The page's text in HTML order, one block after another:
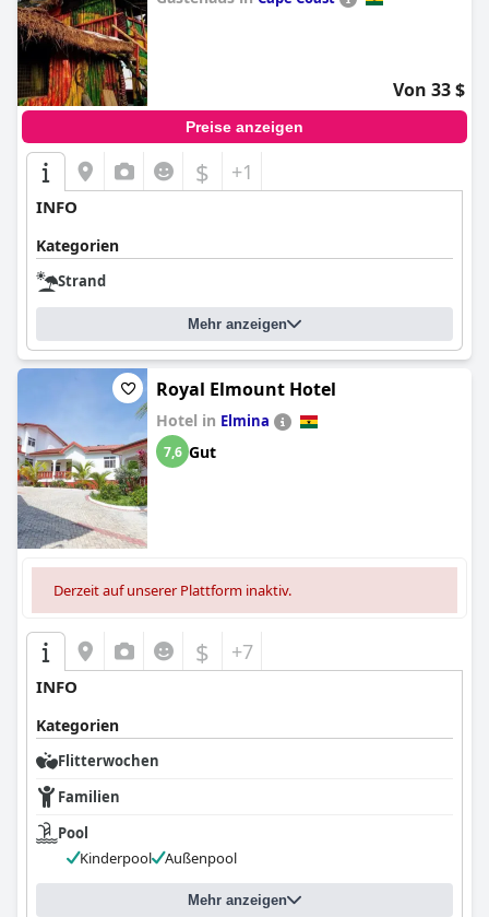
Von 33 $
Preise anzeigen
$ +1
INFO
Kategorien
Strand
Mehr anzeigen
Royal Elmount Hotel
Hotel in Elmina
7,6 Gut
Derzeit auf unserer Plattform inaktiv.
$ +7
INFO
Kategorien
Flitterwochen
Familien
Pool
Kinderpool
Außenpool
Mehr anzeigen